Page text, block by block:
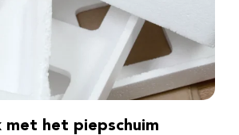
met het piepschuim